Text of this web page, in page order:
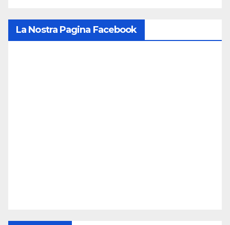
La Nostra Pagina Facebook